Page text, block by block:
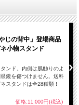
だいております。 また高
じの背中」登場商品
小物スタンド
ンド。内側は肌触りのよ
鏡を傷つけません。送料
スタンドは全28種類！
価格:11,000円(税込)